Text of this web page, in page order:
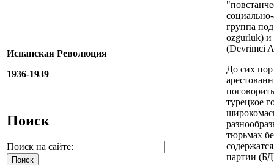
Испанская Революция
1936-1939
Поиск
Поиск на сайте:
группа
ozgurluk) и
(Devrimci
До сих
турецкое
тюрьмах
партии